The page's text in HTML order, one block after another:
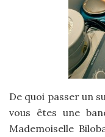
De quoi passer un
vous êtes une
Mademoiselle